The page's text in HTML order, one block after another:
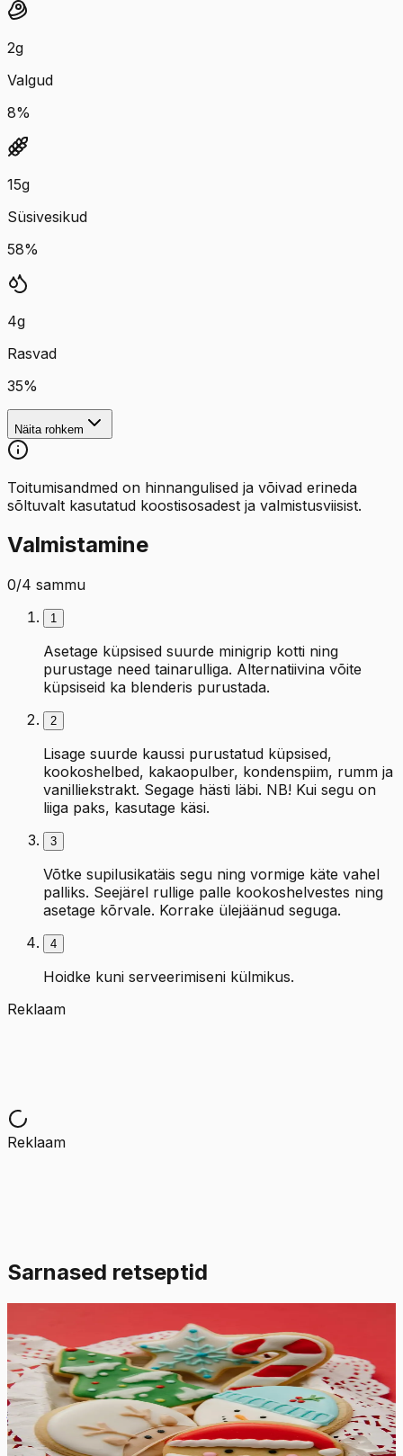
2g
Valgud
8%
15g
Süsivesikud
58%
4g
Rasvad
35%
Näita rohkem
Toitumisandmed on hinnangulised ja võivad erineda
sõltuvalt kasutatud koostisosadest ja valmistusviisist.
Valmistamine
0/4 sammu
1
Asetage küpsised suurde minigrip kotti ning
purustage need tainarulliga. Alternatiivina võite
küpsiseid ka blenderis purustada.
2
Lisage suurde kaussi purustatud küpsised,
kookoshelbed, kakaopulber, kondenspiim, rumm ja
vanilliekstrakt. Segage hästi läbi. NB! Kui segu on
liiga paks, kasutage käsi.
3
Võtke supilusikatäis segu ning vormige käte vahel
palliks. Seejärel rullige palle kookoshelvestes ning
asetage kõrvale. Korrake ülejäänud seguga.
4
Hoidke kuni serveerimiseni külmikus.
Reklaam
Reklaam
Sarnased retseptid
Suhkruküpsiste glasuur
See suhkruküpsiste glasuur kuivab kõvaks ja läikivaks,
jättes värvid erksaks. Valmistage nii palju erinevaid
värvilisi glasuure kui soovite, et oma pühadeküpsised
veelgi erilisemaks ja lõbusamaks muuta.